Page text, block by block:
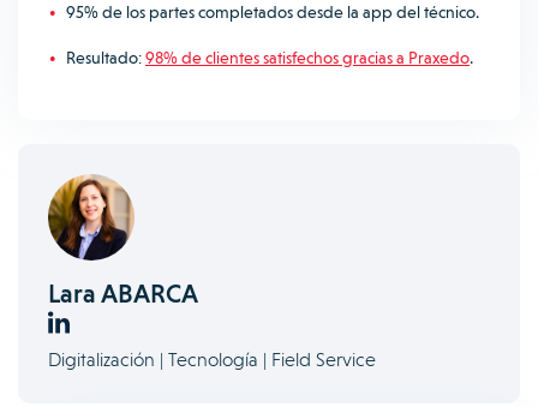
95% de los partes completados desde la app del técnico.
Resultado:98% de clientes satisfechos gracias a Praxedo.
Lara ABARCA
Digitalización | Tecnología | Field Service